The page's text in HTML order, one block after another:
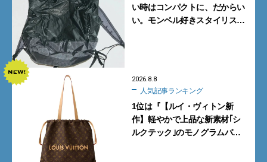
い時はコンパクトに、だからい
い。モンベル好きスタイリスト
2026.8.8
人気記事ランキング
1位は『【ルイ・ヴィトン新
作】軽やかで上品な新素材｢シ
ルクテック｣のモノグラムバッ